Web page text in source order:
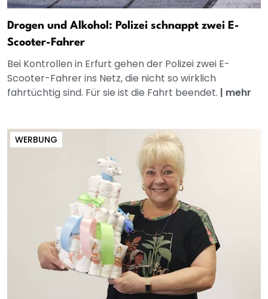
Drogen und Alkohol: Polizei schnappt zwei E-
Scooter-Fahrer
Bei Kontrollen in Erfurt gehen der Polizei zwei E-
Scooter-Fahrer ins Netz, die nicht so wirklich
fahrtüchtig sind. Für sie ist die Fahrt beendet. | mehr
WERBUNG